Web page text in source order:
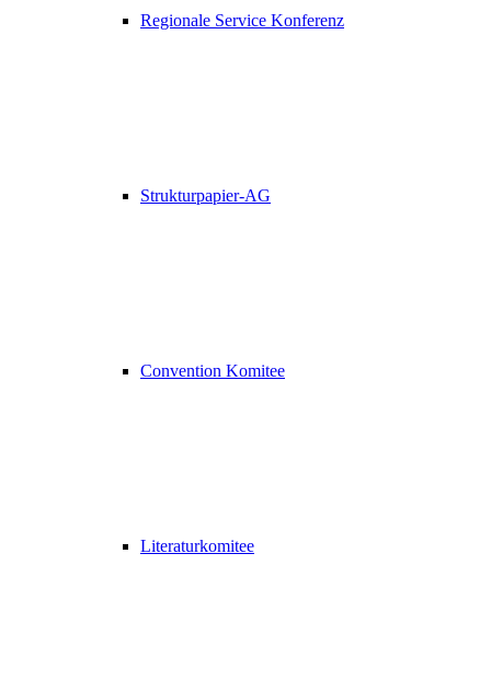
Regionale Service Konferenz
Strukturpapier-AG
Convention Komitee
Literaturkomitee